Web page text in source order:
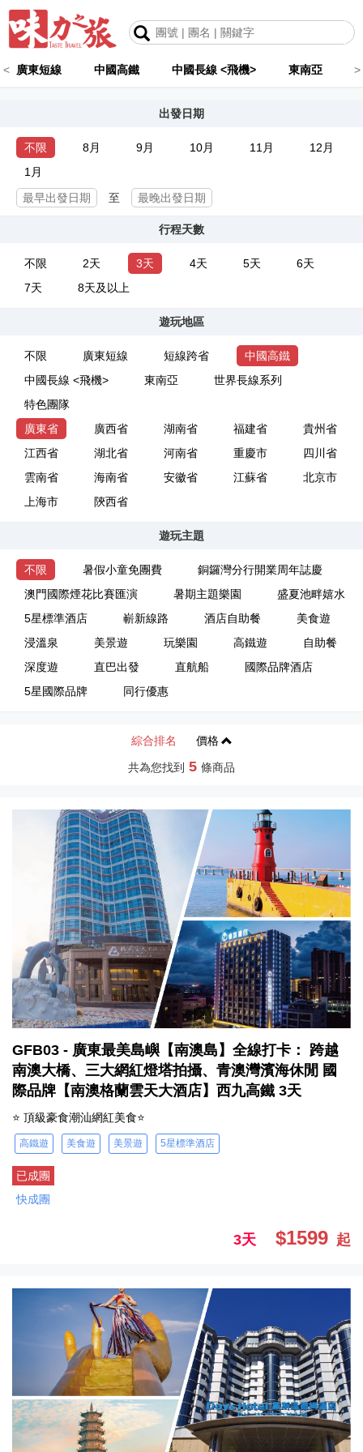
< 廣東短線 中國高鐵 中國長線 <飛機> 東南亞 >
出發日期
不限 8月 9月 10月 11月
12月
1月
至
行程天數
不限 2天 3天 4天 5天
6天
7天
8天及以上
遊玩地區
不限 廣東短線 短線跨省
中國高鐵
中國長線 <飛機>
東南亞
世界長線系列
特色團隊
廣東省
廣西省 湖南省 福建省
貴州省
江西省
湖北省 河南省 重慶市
四川省
雲南省
海南省 安徽省 江蘇省
北京市
上海市
陝西省
遊玩主題
不限 暑假小童免團費
銅鑼灣分行開業周年誌慶
澳門國際煙花比賽匯演
暑期主題樂園
盛夏池畔嬉水
5星標準酒店
嶄新線路 酒店自助餐
美食遊
浸溫泉
美景遊 玩樂園 高鐵遊
自助餐
深度遊
直巴出發 直航船
國際品牌酒店
5星國際品牌
同行優惠
綜合排名 價格
共為您找到 5 條商品
GFB03 - 廣東最美島嶼【南澳島】全線打卡： 跨越
南澳大橋、三大網紅燈塔拍攝、青澳灣濱海休閒 國
際品牌【南澳格蘭雲天大酒店】西九高鐵 3天
⭐ 頂級豪食潮汕網紅美食⭐
高鐵遊 美食遊 美景遊 5星標準酒店
已成團
快成團
3天 $1599 起